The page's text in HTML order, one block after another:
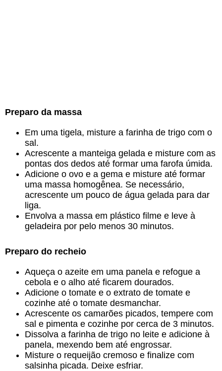
Preparo da massa
Em uma tigela, misture a farinha de trigo com o
sal.
Acrescente a manteiga gelada e misture com as
pontas dos dedos até formar uma farofa úmida.
Adicione o ovo e a gema e misture até formar
uma massa homogênea. Se necessário,
acrescente um pouco de água gelada para dar
liga.
Envolva a massa em plástico filme e leve à
geladeira por pelo menos 30 minutos.
Preparo do recheio
Aqueça o azeite em uma panela e refogue a
cebola e o alho até ficarem dourados.
Adicione o tomate e o extrato de tomate e
cozinhe até o tomate desmanchar.
Acrescente os camarões picados, tempere com
sal e pimenta e cozinhe por cerca de 3 minutos.
Dissolva a farinha de trigo no leite e adicione à
panela, mexendo bem até engrossar.
Misture o requeijão cremoso e finalize com
salsinha picada. Deixe esfriar.